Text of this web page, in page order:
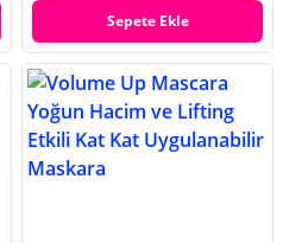
Sepete Ekle